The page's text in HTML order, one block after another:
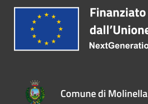
Comune di Molinella